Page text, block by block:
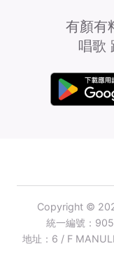
有顏有
唱歌
Copyright ©
統一編號：
地址：6 / F